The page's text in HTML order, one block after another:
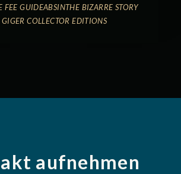
FEE GUIDEABSINTHE BIZARRE STORY
GIGER COLLECTOR EDITIONS
aufnehmen